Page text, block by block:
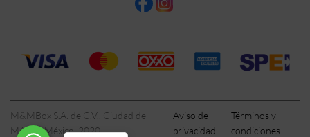
M&MBox S.A. de C.V., Ciudad de
México, México, 2020
Aviso de
privacidad
Términos y
condiciones